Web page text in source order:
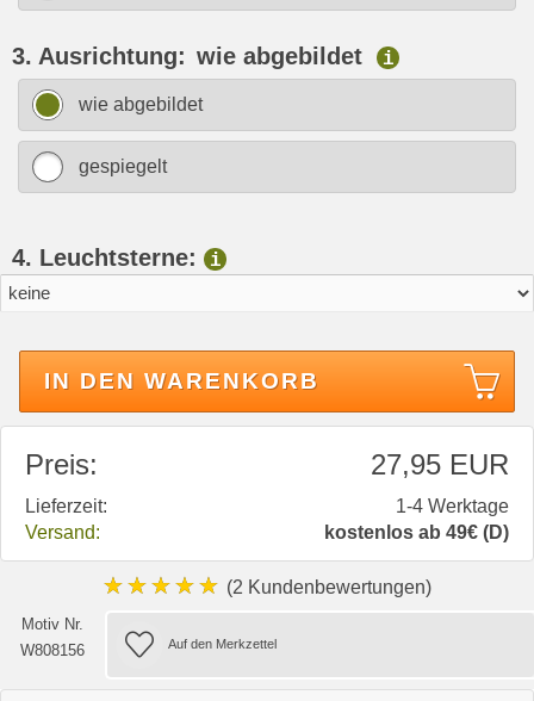
3. Ausrichtung: wie abgebildet i
wie abgebildet
gespiegelt
4. Leuchtsterne: i
IN DEN WARENKORB
Preis: 27,95 EUR
Lieferzeit:
1-4 Werktage
Versand:
kostenlos ab 49€ (D)
★★★★★ (2 Kundenbewertungen)
Motiv Nr.
W808156